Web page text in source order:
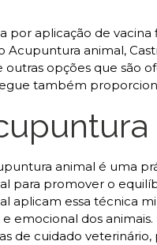
por aplicação de vacina
Acupuntura animal,
outras opções que são
também
animal é uma
para promover o
aplicam essa técnica
e emocional dos
de cuidado